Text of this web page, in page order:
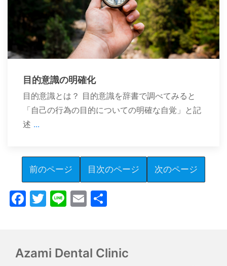
目的意識の明確化
目的意識とは？ 目的意識を辞書で調べてみると
「自己の行為の目的についての明確な自覚」と記
述 ...
前のページ 目次のページ 次のページ
Facebook
Twitter
LineEmail
Azami Dental Clinic